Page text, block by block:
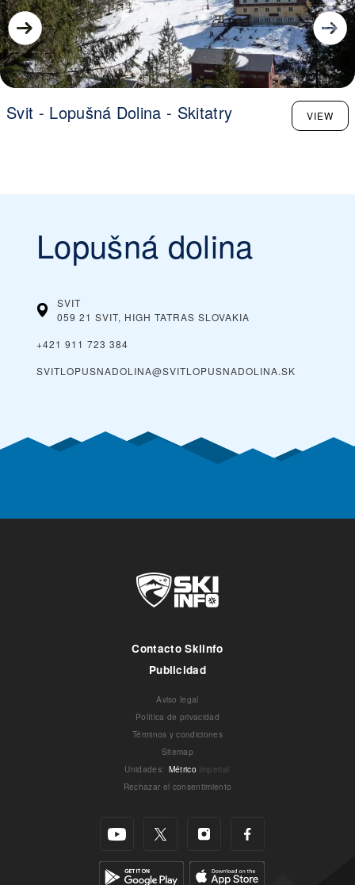
Svit - Lopušná Dolina - Skitatry VIEW
Lopušná dolina
SVIT
059 21 SVIT, HIGH TATRAS SLOVAKIA
+421 911 723 384
SVITLOPUSNADOLINA@SVITLOPUSNADOLINA.SK
Contacto Skiinfo
Publicidad
Aviso legal
Política de privacidad
Términos y condiciones
Sitemap
Unidades: Métrico Imperial
Rechazar el consentimiento